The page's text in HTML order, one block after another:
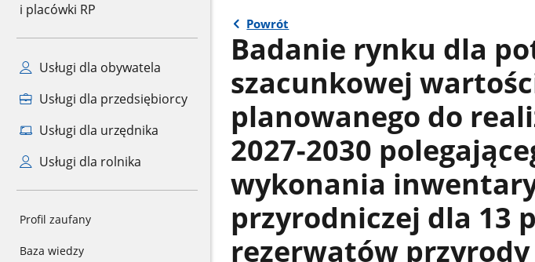
i placówki RP
Usługi dla obywatela
Usługi dla przedsiębiorcy
Usługi dla urzędnika
Usługi dla rolnika
Profil zaufany
Baza wiedzy
Powrót
Badanie rynku dla
szacunkowej
planowanego do
2027-2030
wykonania
przyrodniczej dla 13
rezerwatów przyrody